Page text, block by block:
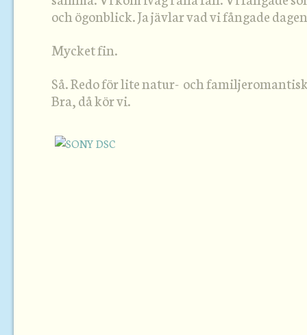
och ögonblick. Ja jävlar vad vi fångade
Mycket fin.
Så. Redo för lite natur- och
Bra, då kör vi.